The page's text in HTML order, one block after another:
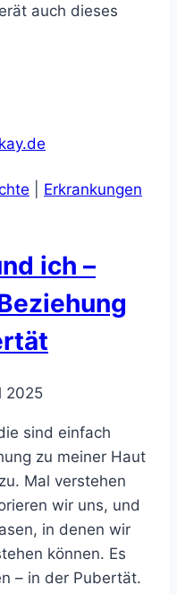
auch dieses
Erkrankungen
ich –
2025
sind einfach
zu meiner Haut
Mal verstehen
wir uns, und
in denen wir
können. Es
– in der Pubertät.